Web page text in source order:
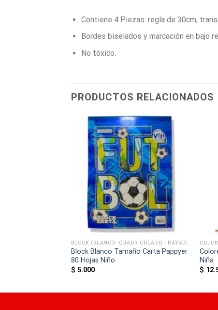
Contiene 4 Piezas: regla de 30cm,
Bordes biselados y marcación en bajo
No tóxico.
PRODUCTOS RELACIONADOS
BLOCK (BLANCO- CUADRICULADO - RAYADO)
Block Blanco Tamaño Carta Pappyer
80 Hojas Niño
$ 5.000
Niña
$